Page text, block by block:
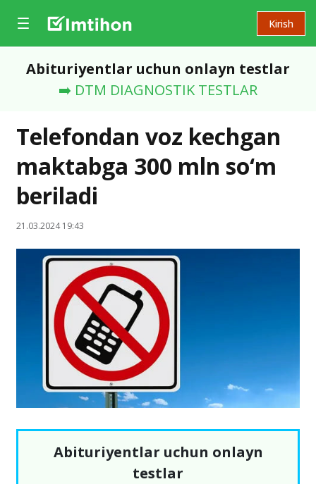
Kirish
Abituriyentlar uchun onlayn testlar
➡️ DTM DIAGNOSTIK TESTLAR
Telefondan voz kechgan
maktabga 300 mln so‘m
beriladi
21.03.2024 19:43
Abituriyentlar uchun onlayn
testlar